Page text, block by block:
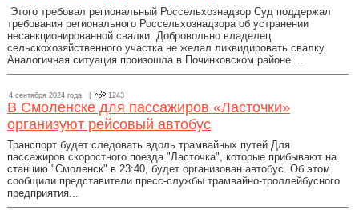
Этого требовал региональный Россельхознадзор Суд поддержал
требования регионального Россельхознадзора об устранении
несанкционированной свалки. Добровольно владелец
сельскохозяйственного участка не желал ликвидировать свалку.
Аналогичная ситуация произошла в Починковском районе....
4 сентября 2024 года | 1243
В Смоленске для пассажиров «Ласточки»
организуют рейсовый автобус
Транспорт будет следовать вдоль трамвайных путей Для
пассажиров скоростного поезда "Ласточка", которые прибывают на
станцию "Смоленск" в 23:40, будет организован автобус. Об этом
сообщили представители пресс-службы трамвайно-троллейбусного
предприятия...